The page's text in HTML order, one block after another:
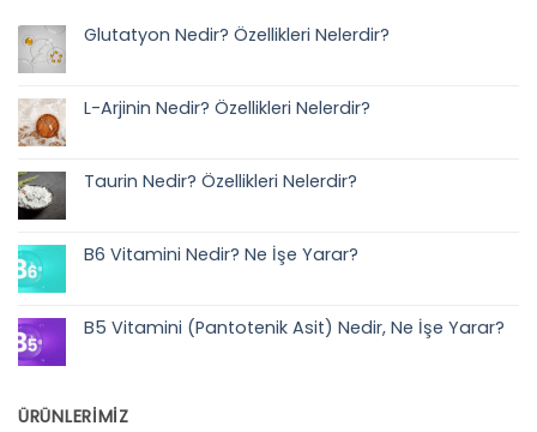
Glutatyon Nedir? Özellikleri Nelerdir?
Nedir?
Özellikleri
L-Arjinin Nedir? Özellikleri Nelerdir?
Arjinin
Nedir?
Taurin Nedir? Özellikleri Nelerdir?
Nedir?
Özellikleri
B6 Vitamini Nedir? Ne İşe Yarar?
Vitamini
Nedir?
B5 Vitamini (Pantotenik Asit) Nedir, Ne İşe Yarar?
(Pantotenik
Asit)
ÜRÜNLERİMİZ